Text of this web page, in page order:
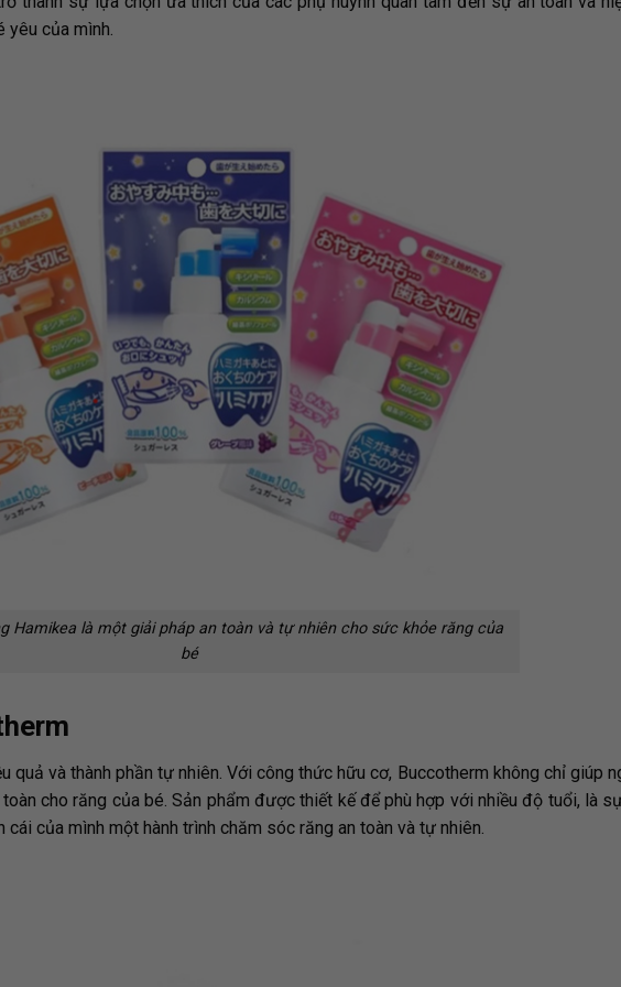
yêu của mình.
Hamikea là một giải pháp an toàn và tự nhiên cho sức khỏe răng của
bé
quả và thành phần tự nhiên. Với công thức hữu cơ, Buccotherm không chỉ giúp
cho răng của bé. Sản phẩm được thiết kế để phù hợp với nhiều độ tuổi, là
của mình một hành trình chăm sóc răng an toàn và tự nhiên.